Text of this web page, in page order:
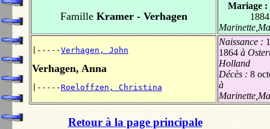
FamilleKramer - Verhagen
Mariage :
1884
|-----Verhagen, John
Verhagen, Anna
|-----Roeloffzen, Christina
Naissance :
1864 à
Holland
Décès : 8
à
Retour à la page principale